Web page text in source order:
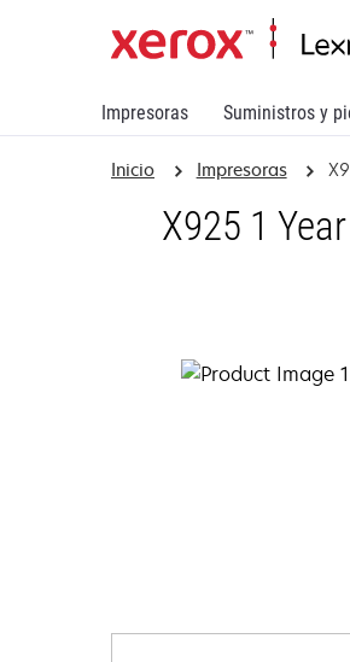
Impresoras Suministros y
Inicio Impresoras
X925 1